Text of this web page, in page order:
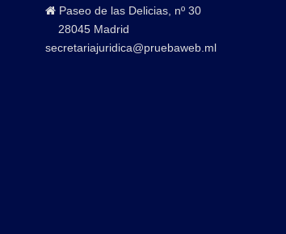
Paseo de las Delicias, nº 30
28045 Madrid
secretariajuridica@pruebaweb.ml